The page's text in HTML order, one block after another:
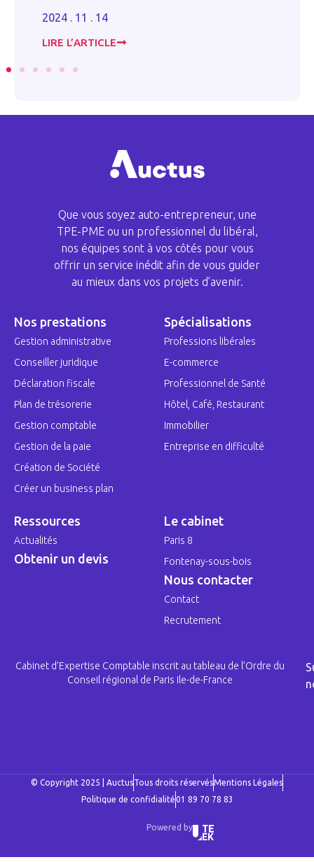
2024 . 11 . 14
LIRE L’ARTICLE
Que vous soyez auto-entrepreneur, une
TPE-PME ou un professionnel du libéral,
nos équipes sont à vos côtés pour vous
offrir un service inédit afin de vous guider
au mieux dans vos projets d’avenir.
Nos prestations
Gestion administrative
Conseiller juridique
Déclaration fiscale
Plan de trésorerie
Gestion comptable
Gestion de la paie
Création de Société
Créer un business plan
Spécialisations
Professions libérales
E-commerce
Professionnel de Santé
Hôtel, Café, Restaurant
Immobilier
Entreprise en difficulté
Ressources
Actualités
Obtenir un devis
Le cabinet
Paris 8
Fontenay-sous-bois
Nous contacter
Contact
Recrutement
Cabinet d’Expertise Comptable inscrit au tableau de l’Ordre du
Conseil régional de Paris Ile-de-France
© Copyright 2025 | AuctusTous droits réservésMentions Légales
Politique de confidialité01 89 70 78 83
Powered by